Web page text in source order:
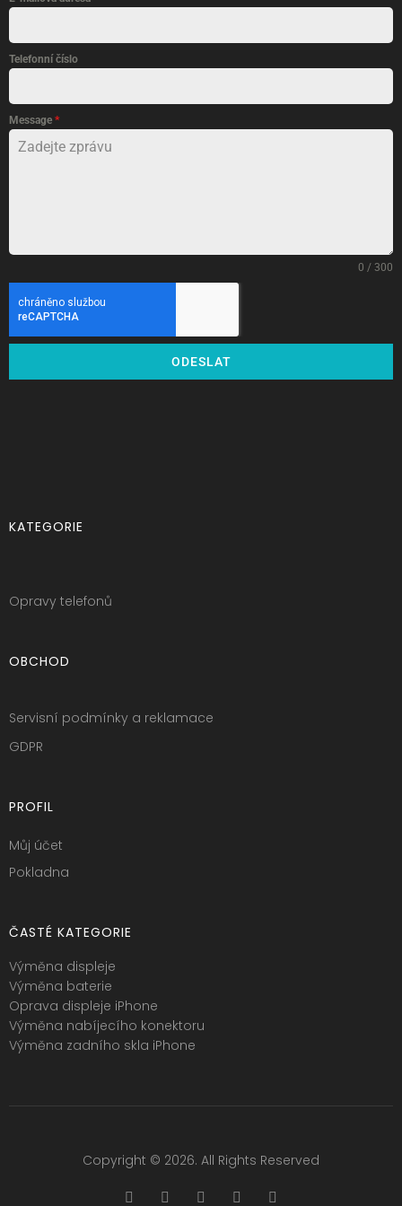
Telefonní číslo
Message *
0 / 300
ODESLAT
KATEGORIE
Opravy telefonů
OBCHOD
Servisní podmínky a reklamace
GDPR
PROFIL
Můj účet
Pokladna
ČASTÉ KATEGORIE
Výměna displeje
Výměna baterie
Oprava displeje iPhone
Výměna nabíjecího konektoru
Výměna zadního skla iPhone
Copyright © 2026. All Rights Reserved